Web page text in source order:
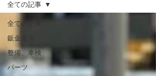
全ての記事
鈑金塗装
整備、車検
パーツ
全ての記事